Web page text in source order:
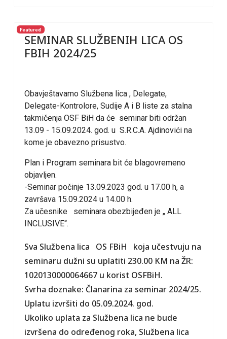
Featured
SEMINAR SLUŽBENIH LICA OS
FBIH 2024/25
Obavještavamo Službena lica , Delegate,
Delegate-Kontrolore, Sudije A i B liste za stalna
takmičenja OSF BiH da će seminar biti održan
13.09 - 15.09.2024. god. u S.R.C.A. Ajdinovići na
kome je obavezno prisustvo.
Plan i Program seminara bit će blagovremeno
objavljen.
-Seminar počinje 13.09.2023 god. u 17.00 h, a
završava 15.09.2024 u 14.00 h.
Za učesnike seminara obezbijeđen je „ ALL
INCLUSIVE“.
Sva Službena lica OS FBiH koja učestvuju na
seminaru dužni su uplatiti 230.00 KM na ŽR:
1020130000064667 u korist OSFBiH.
Svrha doznake: Članarina za seminar 2024/25.
Uplatu izvršiti do 05.09.2024. god.
Ukoliko uplata za Službena lica ne bude
izvršena do određenog roka, Službena lica